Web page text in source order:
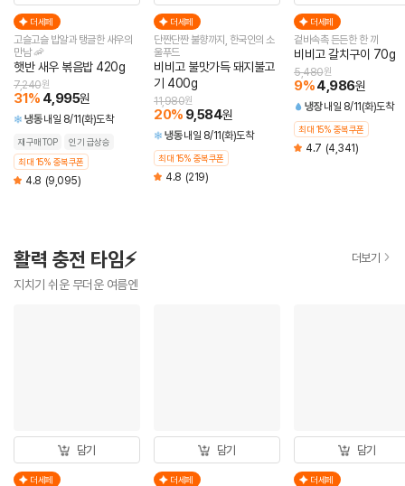
더세페
고슬고슬 밥알과 탱글한 새우의
만남 🦐
햇반 새우 볶음밥 420g
31% 4,995원
7,240원
냉동 내일 8/11(화)도착
재구매TOP
인기 급상승
최대 15% 중복쿠폰
4.8 (9,095)
더세페
단짠단짠 불향까지, 한국인의 소
울푸드
비비고 불맛가득 돼지불고
기 400g
20% 9,584원
11,980원
냉동 내일 8/11(화)도착
최대 15% 중복쿠폰
4.8 (219)
더세페
겉바속촉 든든한 한 끼
비비고 갈치구이 70g
9%4,986원
5,480원
냉장 내일 8/11(화)도착
최대 15% 중복쿠폰
4.7 (4,341)
활력 충전 타임⚡
지치기 쉬운 무더운 여름엔
더보기
담기
더세페
담기
더세페
담기
더세페